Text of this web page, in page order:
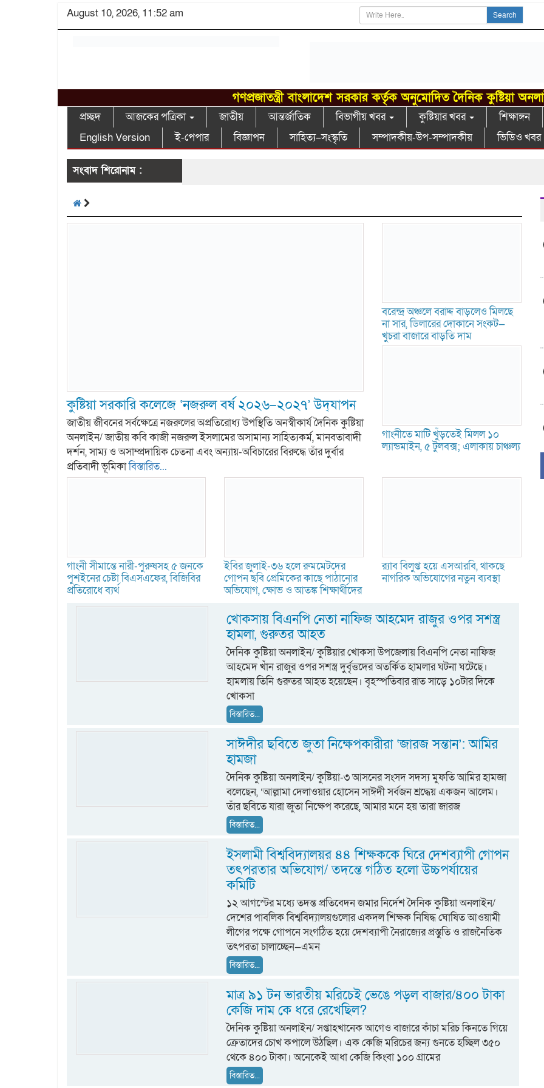
August 10, 2026, 11:52 am Search
গণপ্রজাতন্ত্রী বাংলাদেশ সরকার কর্তৃক অনুমোদিত দৈনিক কুষ্টিয়া
প্রচ্ছদ আজকের পত্রিকা জাতীয় আন্তর্জাতিক বিভাগীয় খবর কুষ্টিয়ার খবর শিক্ষাঙ্গন
English Version
ই-পেপার বিজ্ঞাপন সাহিত্য–সংস্কৃতি সম্পাদকীয়-উপ-সম্পাদকীয় ভিডিও খবর
সংবাদ শিরোনাম :
কুষ্টিয়া সরকারি কলেজে ‘নজরুল বর্ষ ২০২৬–২০২৭’ উদ্‌যাপন
জাতীয় জীবনের সর্বক্ষেত্রে নজরুলের অপ্রতিরোধ্য উপস্থিতি অনস্বীকার্য দৈনিক কুষ্টিয়া
অনলাইন/ জাতীয় কবি কাজী নজরুল ইসলামের অসামান্য সাহিত্যকর্ম, মানবতাবাদী
দর্শন, সাম্য ও অসাম্প্রদায়িক চেতনা এবং অন্যায়-অবিচারের বিরুদ্ধে তাঁর দুর্বার
প্রতিবাদী ভূমিকাবিস্তারিত...
বরেন্দ্র অঞ্চলে বরাদ্দ বাড়লেও মিলছে
না সার, ডিলারের দোকানে সংকট—
খুচরা বাজারে বাড়তি দাম
গাংনীতে মাটি খুঁড়তেই মিলল ১০
ল্যান্ডমাইন, ৫ টুলবক্স; এলাকায় চাঞ্চল্য
গাংনী সীমান্তে নারী-পুরুষসহ ৫ জনকে
পুশইনের চেষ্টা বিএসএফের, বিজিবির
প্রতিরোধে ব্যর্থ
ইবির জুলাই-৩৬ হলে রুমমেটদের
গোপন ছবি প্রেমিকের কাছে পাঠানোর
অভিযোগ, ক্ষোভ ও আতঙ্ক শিক্ষার্থীদের
র‍্যাব বিলুপ্ত হয়ে এসআরবি, থাকছে
নাগরিক অভিযোগের নতুন ব্যবস্থা
খোকসায় বিএনপি নেতা নাফিজ আহমেদ রাজুর ওপর সশস্ত্র
হামলা, গুরুতর আহত
দৈনিক কুষ্টিয়া অনলাইন/ কুষ্টিয়ার খোকসা উপজেলায় বিএনপি নেতা নাফিজ
আহমেদ খাঁন রাজুর ওপর সশস্ত্র দুর্বৃত্তদের অতর্কিত হামলার ঘটনা ঘটেছে।
হামলায় তিনি গুরুতর আহত হয়েছেন। বৃহস্পতিবার রাত সাড়ে ১০টার দিকে
খোকসা
বিস্তারিত...
সাঈদীর ছবিতে জুতা নিক্ষেপকারীরা ‘জারজ সন্তান’: আমির
হামজা
দৈনিক কুষ্টিয়া অনলাইন/ কুষ্টিয়া-৩ আসনের সংসদ সদস্য মুফতি আমির হামজা
বলেছেন, ‘আল্লামা দেলাওয়ার হোসেন সাঈদী সর্বজন শ্রদ্ধেয় একজন আলেম।
তাঁর ছবিতে যারা জুতা নিক্ষেপ করেছে, আমার মনে হয় তারা জারজ
বিস্তারিত...
ইসলামী বিশ্ববিদ্যালয়র ৪৪ শিক্ষককে ঘিরে দেশব্যাপী গোপন
তৎপরতার অভিযোগ/ তদন্তে গঠিত হলো উচ্চপর্যায়ের
কমিটি
১২ আগস্টের মধ্যে তদন্ত প্রতিবেদন জমার নির্দেশ দৈনিক কুষ্টিয়া অনলাইন/
দেশের পাবলিক বিশ্ববিদ্যালয়গুলোর একদল শিক্ষক নিষিদ্ধ ঘোষিত আওয়ামী
লীগের পক্ষে গোপনে সংগঠিত হয়ে দেশব্যাপী নৈরাজ্যের প্রস্তুতি ও রাজনৈতিক
তৎপরতা চালাচ্ছেন—এমন
বিস্তারিত...
মাত্র ৯১ টন ভারতীয় মরিচেই ভেঙে পড়ল বাজার/৪০০ টাকা
কেজি দাম কে ধরে রেখেছিল?
দৈনিক কুষ্টিয়া অনলাইন/ সপ্তাহখানেক আগেও বাজারে কাঁচা মরিচ কিনতে গিয়ে
ক্রেতাদের চোখ কপালে উঠছিল। এক কেজি মরিচের জন্য গুনতে হচ্ছিল ৩৫০
থেকে ৪০০ টাকা। অনেকেই আধা কেজি কিংবা ১০০ গ্রামের
বিস্তারিত...